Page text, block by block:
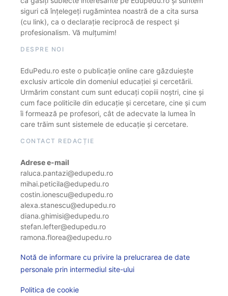
siguri că înțelegeți rugămintea noastră de a cita sursa
(cu link), ca o declarație reciprocă de respect și
profesionalism. Vă mulțumim!
DESPRE NOI
EduPedu.ro este o publicație online care găzduiește
exclusiv articole din domeniul educației și cercetării.
Urmărim constant cum sunt educați copiii noștri, cine și
cum face politicile din educație și cercetare, cine și cum
îi formează pe profesori, cât de adecvate la lumea în
care trăim sunt sistemele de educație și cercetare.
CONTACT REDACȚIE
Adrese e-mail
raluca.pantazi@edupedu.ro
mihai.peticila@edupedu.ro
costin.ionescu@edupedu.ro
alexa.stanescu@edupedu.ro
diana.ghimisi@edupedu.ro
stefan.lefter@edupedu.ro
ramona.florea@edupedu.ro
Notă de informare cu privire la prelucrarea de date
personale prin intermediul site-ului
Politica de cookie